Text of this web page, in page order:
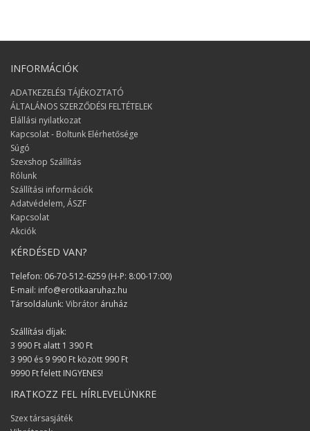
INFORMÁCIÓK
ADATKEZELÉSI TÁJÉKOZTATÓ
ÁLTALÁNOS SZERZŐDÉSI FELTÉTELEK
Elállási nyilatkozat
Kapcsolat - Boltunk Elérhetősége
Súgó
Szexshop Szállítás
Rólunk
Szállítási információk
Adatvédelem, ÁSZF
Kapcsolat
Akciók
KÉRDÉSED VAN?
Telefon: 06-70-512-6259 (H-P: 8:00-17:00)
E-mail: info@erotikaaruhaz.hu
Társoldalunk: Vibrátor áruház
Szállítási díjak:
3 990 Ft alatt 1 390 Ft
3 990 és 9 990 Ft között 990 Ft
9990 Ft felett INGYENES!
IRATKOZZ FEL HÍRLEVELÜNKRE
Szex társasjáték